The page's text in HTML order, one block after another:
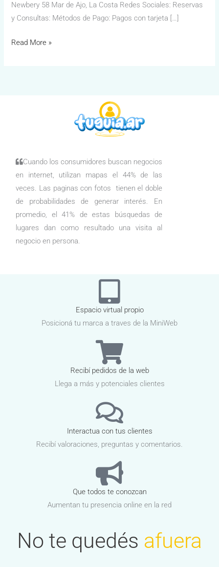
Newbery 58 Mar de Ajo, La Costa Redes Sociales: Reservas
y Consultas: Métodos de Pago: Pagos con tarjeta […]
Read More »
Cuando los consumidores buscan negocios
en internet, utilizan mapas el 44% de las
veces. Las paginas con fotos tienen el doble
de probabilidades de generar interés. En
promedio, el 41% de estas búsquedas de
lugares dan como resultado una visita al
negocio en persona.
Espacio virtual propio
Posicioná tu marca a traves de la MiniWeb
Recibí pedidos de la web
Llega a más y potenciales clientes
Interactua con tus clientes
Recibí valoraciones, preguntas y comentarios.
Que todos te conozcan
Aumentan tu presencia online en la red
No te quedés afuera